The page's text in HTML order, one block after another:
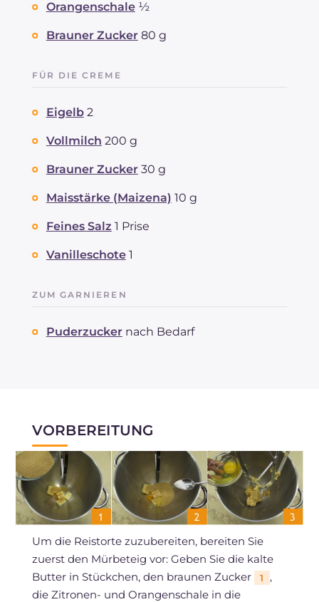
Orangenschale ½
Brauner Zucker 80 g
FÜR DIE CREME
Eigelb 2
Vollmilch 200 g
Brauner Zucker 30 g
Maisstärke (Maizena) 10 g
Feines Salz 1 Prise
Vanilleschote 1
ZUM GARNIEREN
Puderzucker nach Bedarf
VORBEREITUNG
Um die Reistorte zuzubereiten, bereiten Sie
zuerst den Mürbeteig vor: Geben Sie die kalte
Butter in Stückchen, den braunen Zucker
1
,
die Zitronen- und Orangenschale in die